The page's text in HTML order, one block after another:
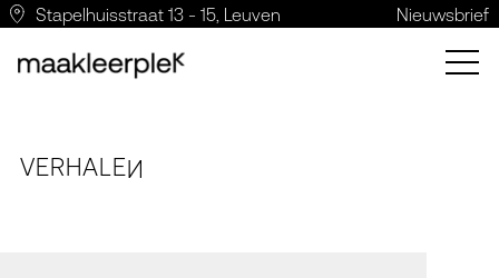
Stapelhuisstraat 13 - 15, Leuven Nieuwsbrief
VERHALEN